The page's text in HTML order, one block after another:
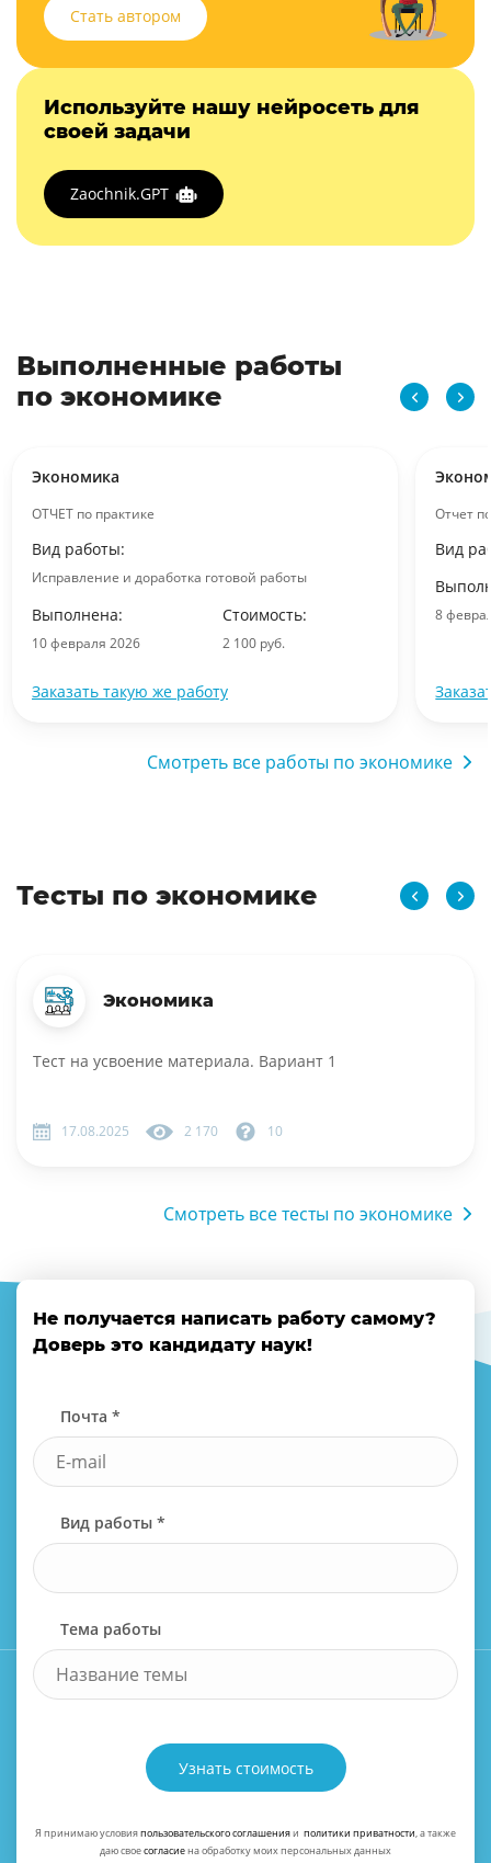
Стать автором
Используйте нашу нейросеть для
своей задачи
Zaochnik.GPT
Выполненные работы
по экономике
Экономика
ОТЧЕТ по практике
Вид работы:
Исправление и доработка готовой работы
Выполнена:
10 февраля 2026
Стоимость:
2 100 руб.
Заказать такую же работу
Отчет
Вид
8
Смотреть все работы по экономике
Тесты по экономике
Экономика
Тест на усвоение материала. Вариант 1
17.08.2025 2 170 10
Смотреть все тесты по экономике
Не получается написать работу самому?
Доверь это кандидату наук!
Почта *
Вид работы *
Тема работы
Узнать стоимость
Я принимаю условияпользовательского соглашенияи политики приватности, а также
даю своесогласиена обработку моих персональных данных